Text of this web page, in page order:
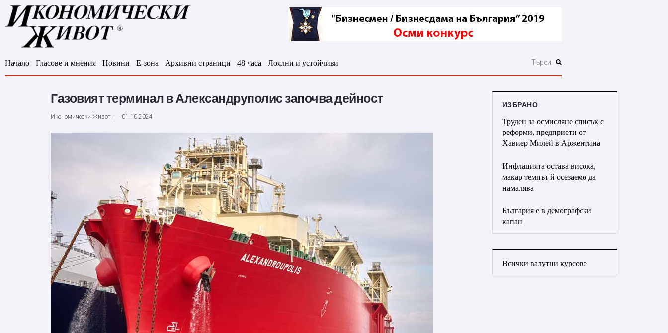
Начало Гласове и мнения Новини Е-зона Архивни страници 48 часа Лоялни и устойчиви
Газовият терминал в Александруполис започва дейност
Икономически Живот 01.10.2024
ИЗБРАНО
Труден за осмисляне списък с
реформи, предприети от
Хавиер Милей в Аржентина
Инфлацията остава висока,
макар темпът й осезаемо да
намалява
България е в демографски
капан
Всички валутни курсове